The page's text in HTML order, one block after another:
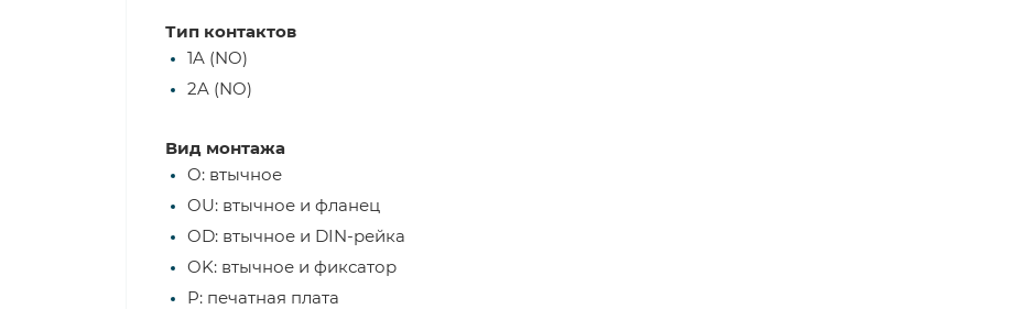
Тип контактов
1A (NO)
2A (NO)
Вид монтажа
O: втычное
OU: втычное и фланец
OD: втычное и DIN-рейка
OK: втычное и фиксатор
P: печатная плата